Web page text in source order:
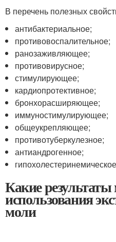
В перечень полезных
антибактериальное;
противовоспалительное;
ранозаживляющее;
противовирусное;
стимулирующее;
кардиопротективное;
бронхорасширяющее;
иммуностимулирующее;
общеукрепляющее;
противотуберкулезное;
антиандрогенное;
Какие
использования
моли